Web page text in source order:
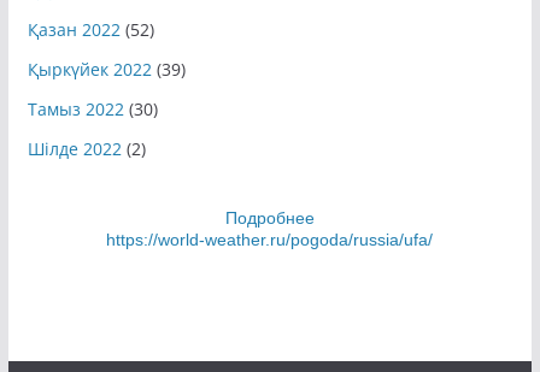
Қазан 2022(52)
Қыркүйек 2022(39)
Тамыз 2022(30)
Шілде 2022(2)
Подробнее
https://world-weather.ru/pogoda/russia/ufa/